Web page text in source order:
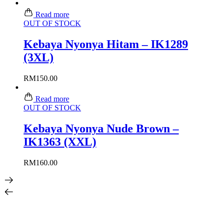
Read more
OUT OF STOCK
Kebaya Nyonya Hitam – IK1289
(3XL)
RM150.00
Read more
OUT OF STOCK
Kebaya Nyonya Nude Brown –
IK1363 (XXL)
RM160.00